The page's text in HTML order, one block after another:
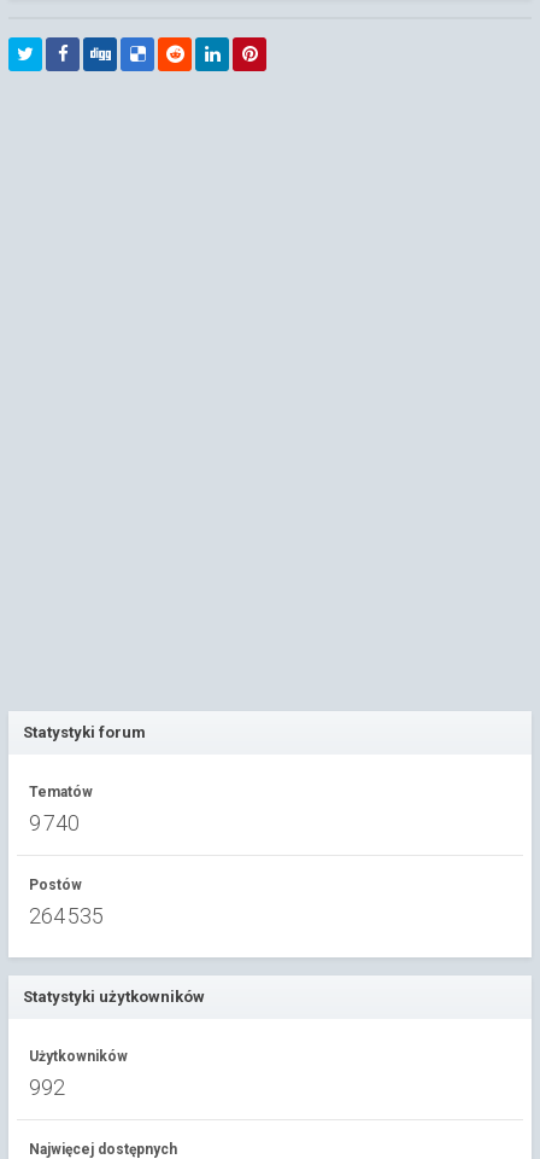
Statystyki forum
Tematów
9 740
Postów
264 535
Statystyki użytkowników
Użytkowników
992
Najwięcej dostępnych